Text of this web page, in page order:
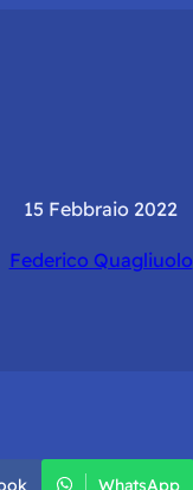
15 Febbraio 2022
Federico Quagliuolo
WhatsApp